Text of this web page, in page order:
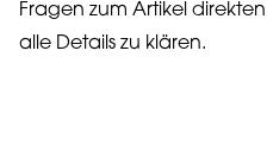
Fragen zum Artikel
alle Details zu klären.